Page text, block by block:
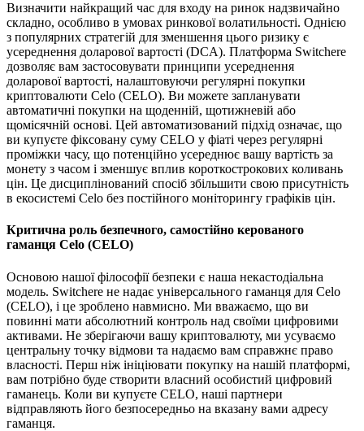
Визначити найкращий час для входу на ринок надзвичайно
складно, особливо в умовах ринкової волатильності. Однією
з популярних стратегій для зменшення цього ризику є
усереднення доларової вартості (DCA). Платформа Switchere
дозволяє вам застосовувати принципи усереднення
доларової вартості, налаштовуючи регулярні покупки
криптовалюти Celo (CELO). Ви можете запланувати
автоматичні покупки на щоденній, щотижневій або
щомісячній основі. Цей автоматизований підхід означає, що
ви купуєте фіксовану суму CELO у фіаті через регулярні
проміжки часу, що потенційно усереднює вашу вартість за
монету з часом і зменшує вплив короткострокових коливань
цін. Це дисциплінований спосіб збільшити свою присутність
в екосистемі Celo без постійного моніторингу графіків цін.
Критична роль безпечного, самостійно керованого
гаманця Celo (CELO)
Основою нашої філософії безпеки є наша некастодіальна
модель. Switchere не надає універсального гаманця для Celo
(CELO), і це зроблено навмисно. Ми вважаємо, що ви
повинні мати абсолютний контроль над своїми цифровими
активами. Не зберігаючи вашу криптовалюту, ми усуваємо
центральну точку відмови та надаємо вам справжнє право
власності. Перш ніж ініціювати покупку на нашій платформі,
вам потрібно буде створити власний особистий цифровий
гаманець. Коли ви купуєте CELO, наші партнери
відправляють його безпосередньо на вказану вами адресу
гаманця.